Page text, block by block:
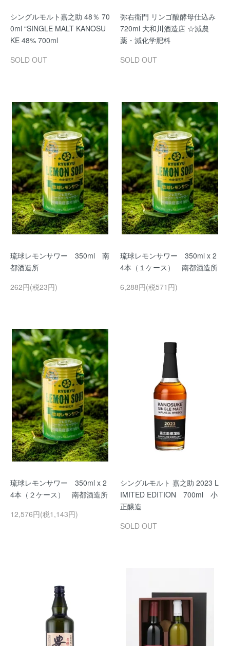
シングルモルト嘉之助 48％ 70
0ml “SINGLE MALT KANOSU
KE 48% 700ml
SOLD OUT
弥右衛門 リンゴ酸酵母仕込み
720ml 大和川酒造店 ☆減農
薬・減化学肥料
SOLD OUT
琉球レモンサワー 350ml 南
都酒造所
262円(税23円)
琉球レモンサワー 350ml x 2
4本（１ケース） 南都酒造所
6,288円(税571円)
琉球レモンサワー 350ml x 2
4本（２ケース） 南都酒造所
12,576円(税1,143円)
シングルモルト 嘉之助 2023 L
IMITED EDITION 700ml 小
正醸造
SOLD OUT